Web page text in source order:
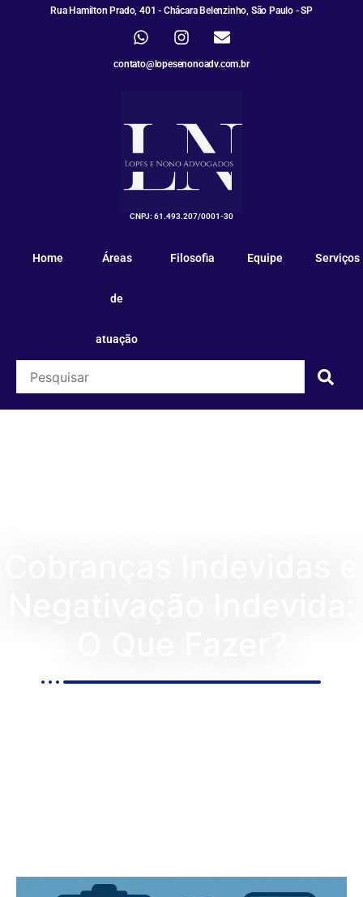
Rua Hamilton Prado, 401 - Chácara Belenzinho, São Paulo - SP
contato@lopesenonoadv.com.br
CNPJ: 61.493.207/0001-30
Home Áreas
de
atuação
Filosofia Equipe Serviços